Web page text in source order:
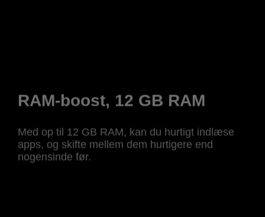
RAM-boost, 12 GB RAM
Med op til 12 GB RAM, kan du hurtigt indlæse
apps, og skifte mellem dem hurtigere end
nogensinde før.